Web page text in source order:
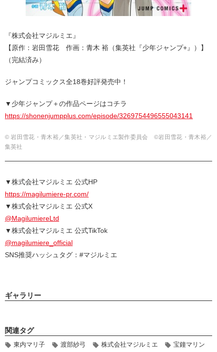
『株式会社マジルミエ』
【原作：岩田雪花 作画：青木 裕（集英社『少年ジャンプ+』）】
（完結済み）
ジャンプコミックス全18巻好評発売中！
▼少年ジャンプ＋の作品ページはコチラ
https://shonenjumpplus.com/episode/3269754496555043141
© 岩田雪花・青木裕／集英社・マジルミエ製作委員会 ©岩田雪花・青木裕／
集英社
▼株式会社マジルミエ 公式HP
https://magilumiere-pr.com/
▼株式会社マジルミエ 公式X
@MagilumiereLtd
▼株式会社マジルミエ 公式TikTok
@magilumiere_official
SNS推奨ハッシュタグ：#マジルミエ
ギャラリー
関連タグ
東内マリ子 渡部紗弓 株式会社マジルミエ 宝鐘マリン